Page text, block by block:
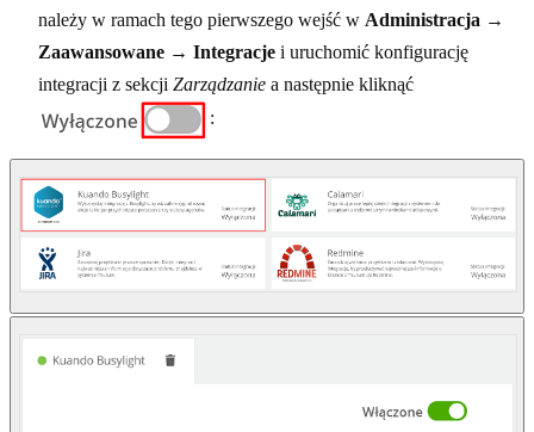
należy w ramach tego pierwszego wejść w Administracja →
Zaawansowane → Integracje i uruchomić konfigurację
integracji z sekcji Zarządzanie a następnie kliknąć
: